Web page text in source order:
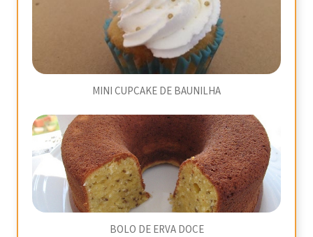
MINI CUPCAKE DE BAUNILHA
BOLO DE ERVA DOCE